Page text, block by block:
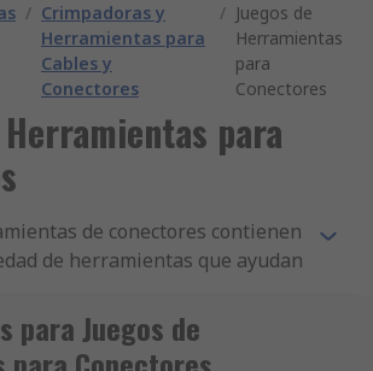
/ Crimpadoras y
Herramientas para
Cables y
Conectores
/ Juegos de
Herramientas
para
Conectores
para
de conectores contienen
de herramientas que ayudan
para Juegos de